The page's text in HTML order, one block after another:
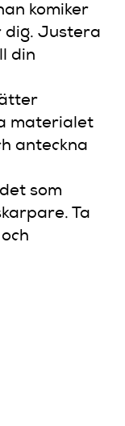
komiker
dig. Justera
din
materialet
anteckna
det som
Ta